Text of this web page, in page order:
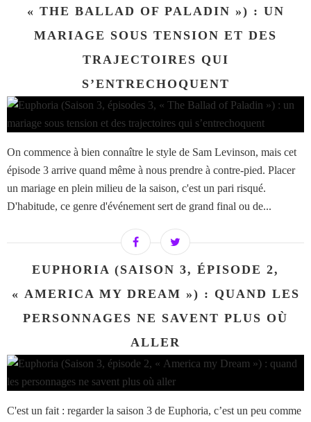
« THE BALLAD OF PALADIN ») : UN
MARIAGE SOUS TENSION ET DES
TRAJECTOIRES QUI
S’ENTRECHOQUENT
On commence à bien connaître le style de Sam Levinson, mais cet
épisode 3 arrive quand même à nous prendre à contre-pied. Placer
un mariage en plein milieu de la saison, c'est un pari risqué.
D'habitude, ce genre d'événement sert de grand final ou de...
EUPHORIA (SAISON 3, ÉPISODE 2,
« AMERICA MY DREAM ») : QUAND LES
PERSONNAGES NE SAVENT PLUS OÙ
ALLER
C'est un fait : regarder la saison 3 de Euphoria, c’est un peu comme